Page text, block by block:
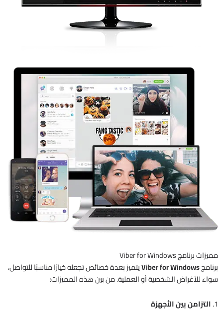
مميزات برنامج Viber for Windows
برنامجViber for Windowsيتميز بعدة خصائص تجعله خيارًا مناسبًا للتواصل،
سواء للأغراض الشخصية أو العملية. من بين هذه المميزات:
1. التزامن بين الأجهزة